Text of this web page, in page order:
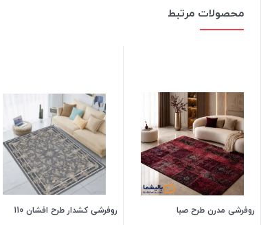
محصولات مرتبط
روفرشی مدرن طرح صبا روفرشی کشدار طرح افشان 110